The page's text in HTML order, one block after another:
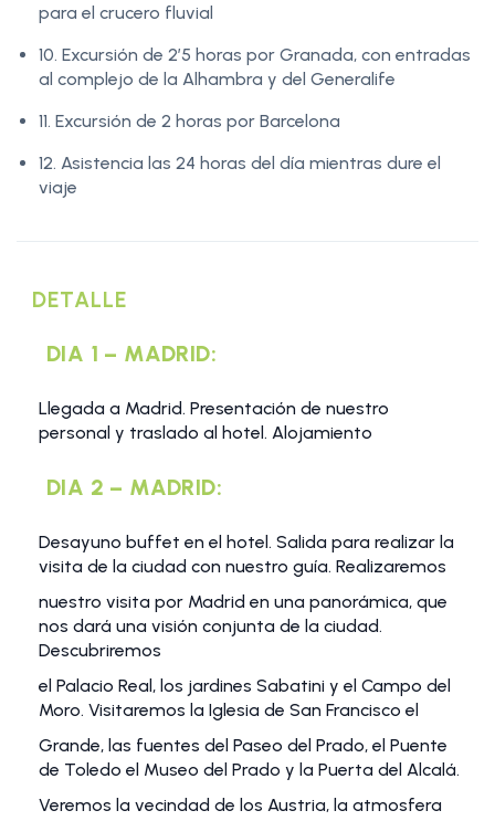
para el crucero fluvial
10. Excursión de 2’5 horas por Granada, con entradas
al complejo de la Alhambra y del Generalife
11. Excursión de 2 horas por Barcelona
12. Asistencia las 24 horas del día mientras dure el
viaje
DETALLE
DIA 1 – MADRID:
Llegada a Madrid. Presentación de nuestro
personal y traslado al hotel. Alojamiento
DIA 2 – MADRID:
Desayuno buffet en el hotel. Salida para realizar la
visita de la ciudad con nuestro guía. Realizaremos
nuestro visita por Madrid en una panorámica, que
nos dará una visión conjunta de la ciudad.
Descubriremos
el Palacio Real, los jardines Sabatini y el Campo del
Moro. Visitaremos la Iglesia de San Francisco el
Grande, las fuentes del Paseo del Prado, el Puente
de Toledo el Museo del Prado y la Puerta del Alcalá.
Veremos la vecindad de los Austria, la atmosfera